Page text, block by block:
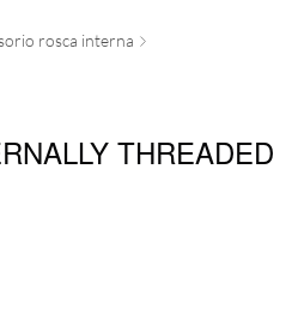
rosca interna
THREADED